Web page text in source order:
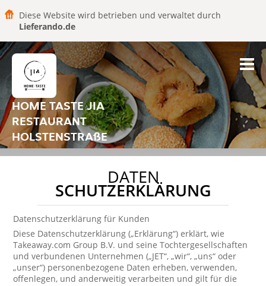
Diese Website wird betrieben und verwaltet durch
Lieferando.de
HOME TASTE JIA
RESTAURANT
HOLSTENSTRAßE
DATEN
SCHUTZERKLÄRUNG
Datenschutzerklärung für Kunden
Diese Datenschutzerklärung („Erklärung“) erklärt, wie
Takeaway.com Group B.V. und seine Tochtergesellschaften
und verbundenen Unternehmen („JET“, „wir“, „uns“ oder
„unser“) personenbezogene Daten erheben, verwenden,
offenlegen, und anderweitig verarbeiten und gilt für die